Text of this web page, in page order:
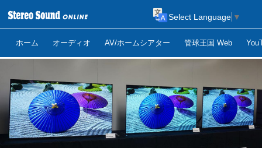
ホーム オーディオ AV/ホームシアター 管球王国 Web
Select Language ▼